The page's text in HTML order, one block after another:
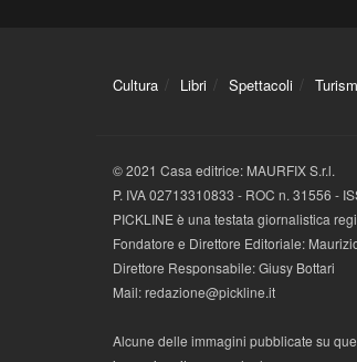
Cultura Libri Spettacoli
© 2021 Casa editrice: MAURFIX S.r.l.
P. IVA 02713310833 - ROC n. 31556 -
PICKLINE è una testata giornalistica
Fondatore e Direttore Editoriale:
Direttore Responsabile: Giusy Bottari
Mail: redazione@pickline.it
Alcune delle immagini pubblicate su